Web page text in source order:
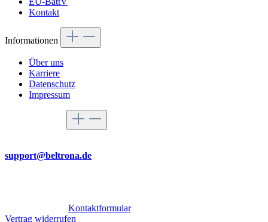
Kontakt
Informationen
Über uns
Karriere
Datenschutz
Impressum
support@beltrona.de
Kontaktformular.
Vertrag widerrufen